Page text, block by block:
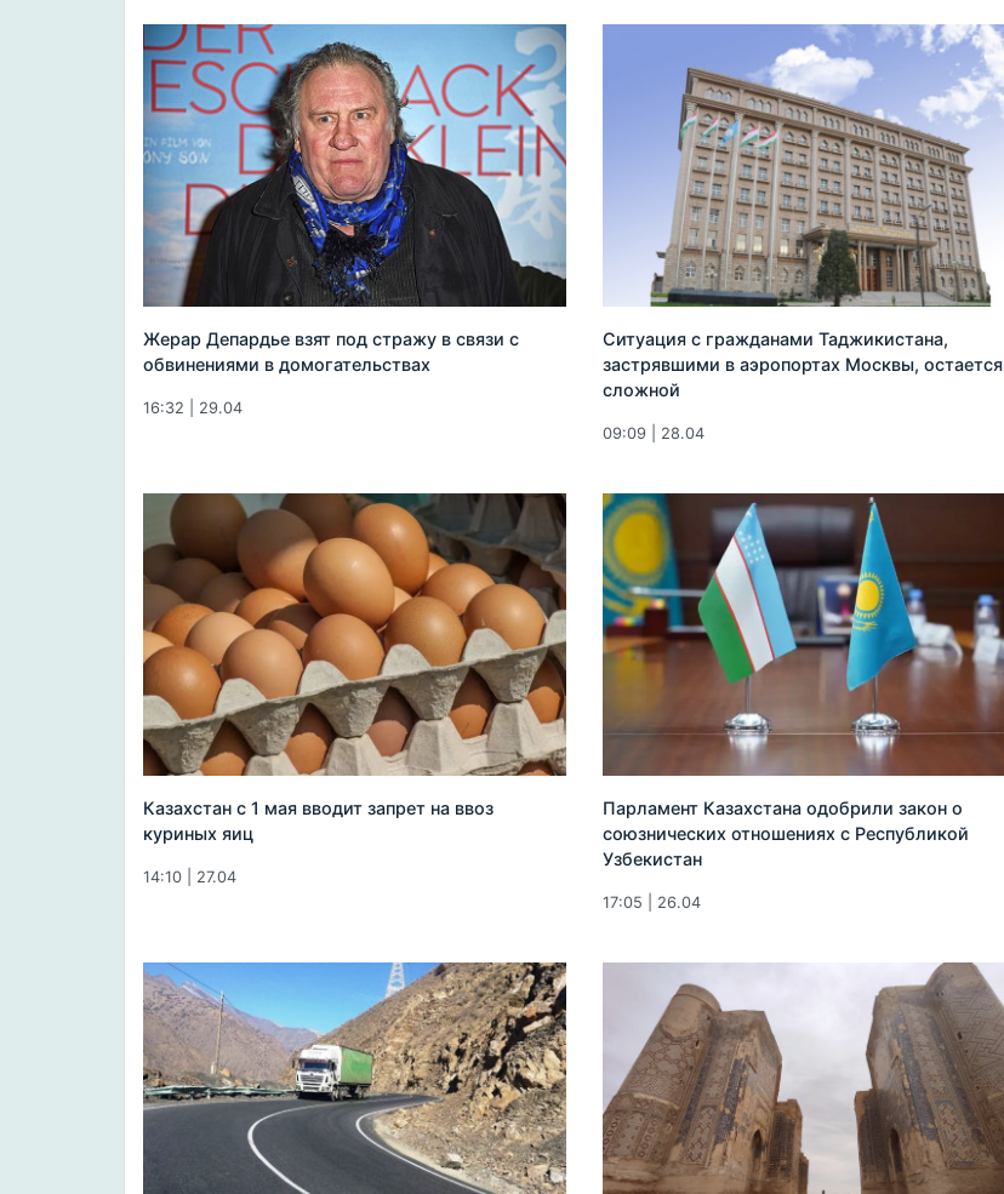
Жерар Депардье взят под стражу в связи с
обвинениями в домогательствах
16:32 | 29.04
Ситуация с гражданами Таджикистана,
застрявшими в аэропортах Москвы, остается
сложной
09:09 | 28.04
Казахстан с 1 мая вводит запрет на ввоз
куриных яиц
14:10 | 27.04
Парламент Казахстана одобрили закон о
союзнических отношениях с Республикой
Узбекистан
17:05 | 26.04